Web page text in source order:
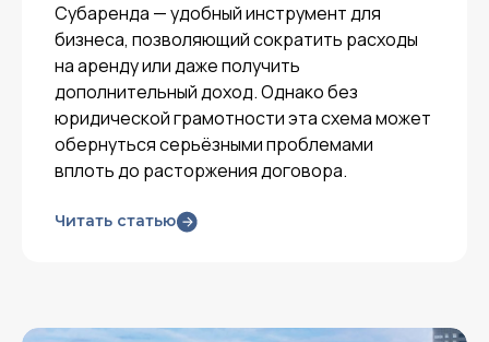
Субаренда — удобный инструмент для
бизнеса, позволяющий сократить расходы
на аренду или даже получить
дополнительный доход. Однако без
юридической грамотности эта схема может
обернуться серьёзными проблемами
вплоть до расторжения договора.
Читать статью